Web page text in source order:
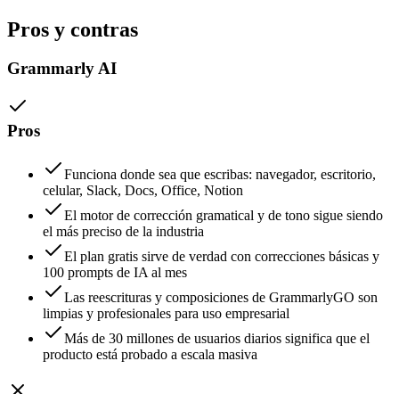
Pros y contras
Grammarly AI
Pros
Funciona donde sea que escribas: navegador, escritorio,
celular, Slack, Docs, Office, Notion
El motor de corrección gramatical y de tono sigue siendo
el más preciso de la industria
El plan gratis sirve de verdad con correcciones básicas y
100 prompts de IA al mes
Las reescrituras y composiciones de GrammarlyGO son
limpias y profesionales para uso empresarial
Más de 30 millones de usuarios diarios significa que el
producto está probado a escala masiva